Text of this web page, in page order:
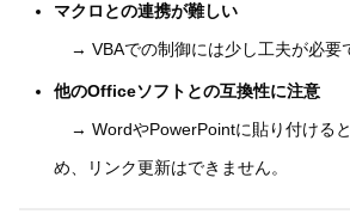
マクロとの連携が難しい
→ VBAでの制御には少し工夫が必要
他のOfficeソフトとの互換性に注意
→ WordやPowerPointに貼り付ける
め、リンク更新はできません。